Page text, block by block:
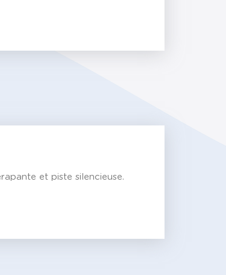
et piste silencieuse.